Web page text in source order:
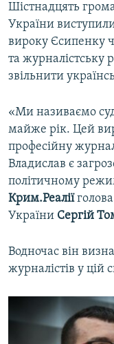
Шістнадцять
України
вироку Єсипенку
та журналістську
звільнити
«Ми називаємо
майже рік. Цей
професійну
Владислав є
політичному
Крим.Реаліїголова
України Сергій
Водночас він
журналістів у цій